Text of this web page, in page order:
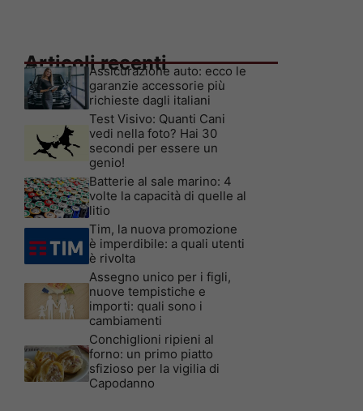
Articoli recenti
Assicurazione auto: ecco le
garanzie accessorie più
richieste dagli italiani
Test Visivo: Quanti Cani
vedi nella foto? Hai 30
secondi per essere un
genio!
Batterie al sale marino: 4
volte la capacità di quelle al
litio
Tim, la nuova promozione
è imperdibile: a quali utenti
è rivolta
Assegno unico per i figli,
nuove tempistiche e
importi: quali sono i
cambiamenti
Conchiglioni ripieni al
forno: un primo piatto
sfizioso per la vigilia di
Capodanno